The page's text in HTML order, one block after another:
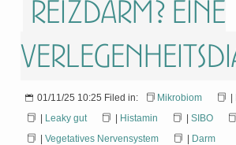
Reizdarm? Eine
01/11/25 10:25 Filed in: Mikrobiom |
| Leaky gut | Histamin | SIBO
| Vegetatives Nervensystem | Darm